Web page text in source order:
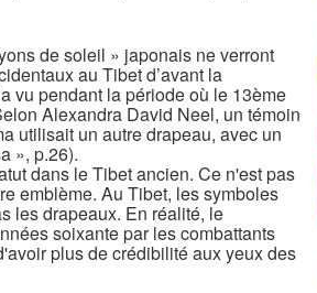
de soleil » japonais ne verront
au Tibet d’avant la
vu pendant la période où le 13ème
Alexandra David Neel, un témoin
utilisait un autre drapeau, avec un
», p.26).
dans le Tibet ancien. Ce n'est pas
emblème. Au Tibet, les symboles
les drapeaux. En réalité, le
soixante par les combattants
plus de crédibilité aux yeux des